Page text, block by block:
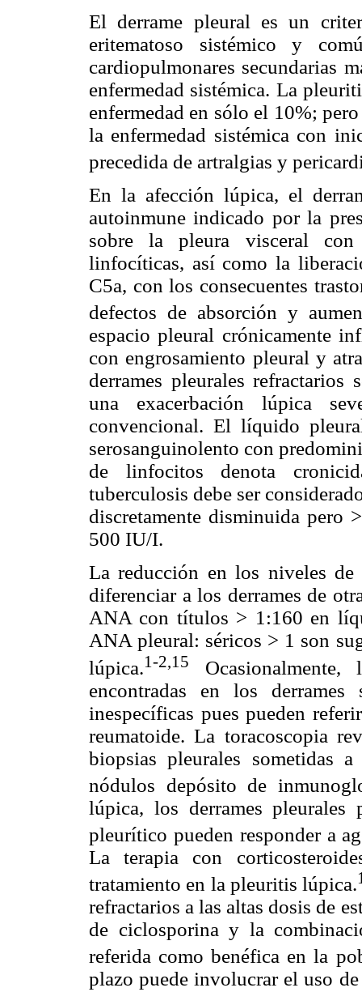
El derrame pleural es un
eritematoso sistémico y
cardiopulmonares secundarias
enfermedad sistémica. La
enfermedad en sólo el 10%;
la enfermedad sistémica con
precedida de artralgias y
En la afección lúpica, el
autoinmune indicado por la
sobre la pleura visceral
linfocíticas, así como la
C5a, con los consecuentes
defectos de absorción y
espacio pleural crónicamente
con engrosamiento pleural y
derrames pleurales
una exacerbación lúpica
convencional. El líquido
serosanguinolento con
de linfocitos denota
tuberculosis debe ser
discretamente disminuida pero
500 IU/I.
La reducción en los niveles
diferenciar a los derrames de
ANA con títulos > 1:160 en
ANA pleural: séricos > 1 son
lúpica.1-2,15
encontradas en los
inespecíficas pues pueden
reumatoide. La toracoscopia
biopsias pleurales sometidas
nódulos depósito de
lúpica, los derrames
pleurítico pueden responder a
La terapia con
tratamiento en la pleuritis lúpica.
refractarios a las altas dosis de
de ciclosporina y la
referida como benéfica en la
plazo puede involucrar el uso